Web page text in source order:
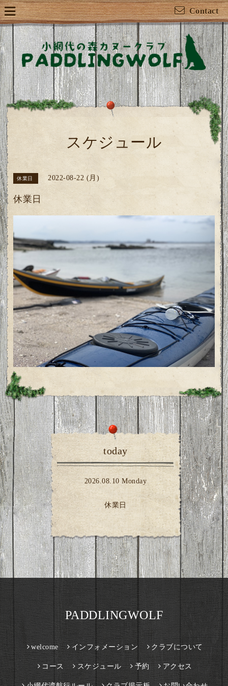
Contact
スケジュール
休業日 2022-08-22 (月)
休業日
today
2026.08.10 Monday
休業日
PADDLINGWOLF
welcome インフォメーション クラブについて
コース スケジュール 予約 アクセス